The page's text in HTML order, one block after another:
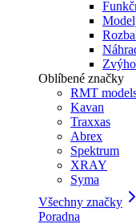
Oblíbené značky
RMT
Kavan
Traxxas
Abrex
Spektrum
XRAY
Syma
Všechny značky
Poradna